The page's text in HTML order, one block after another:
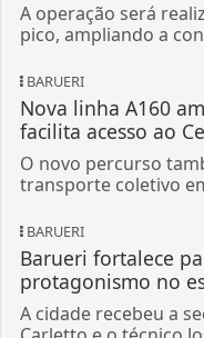
A operação será
pico, ampliando a
BARUERI
Nova linha A160
facilita acesso ao
O novo percurso
transporte coletivo
BARUERI
Barueri fortalece
protagonismo no
A cidade recebeu a